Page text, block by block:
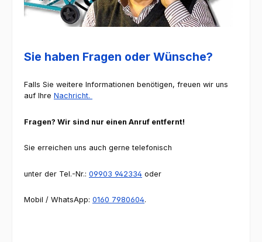
Sie haben Fragen oder Wünsche?
Falls Sie weitere Informationen benötigen, freuen wir uns
auf Ihre Nachricht.
Fragen? Wir sind nur einen Anruf entfernt!
Sie erreichen uns auch gerne telefonisch
unter der Tel.-Nr.: 09903 942334 oder
Mobil / WhatsApp: 0160 7980604.